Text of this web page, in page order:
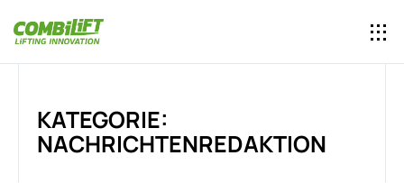
KATEGORIE:
NACHRICHTENREDAKTION